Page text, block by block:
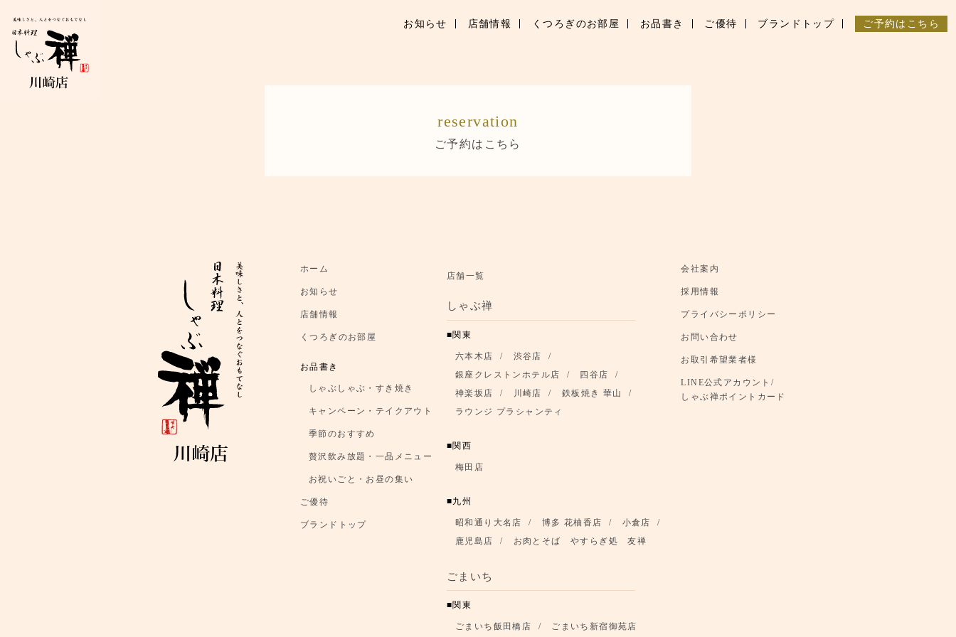
くつろぎのお部屋
ご予約はこちら
お知らせ 店舗情報 くつろぎのお部屋 お品書き ご優待 ブランドトップ ご予約はこちら
reservation
ご予約はこちら
ホーム
お知らせ
店舗情報
くつろぎのお部屋
お品書き
しゃぶしゃぶ・すき焼き
キャンペーン・テイクアウト
季節のおすすめ
贅沢飲み放題・一品メニュー
お祝いごと・お昼の集い
ご優待
ブランドトップ
店舗一覧
しゃぶ禅
関東
六本木店
渋谷店
銀座クレストンホテル店
四谷店
神楽坂店
川崎店
鉄板焼き 華山
ラウンジ プラシャンティ
関西
梅田店
九州
昭和通り大名店 博多 花柚香店
小倉店
鹿児島店
お肉とそば やすらぎ処 友禅
ごまいち
関東
ごまいち飯田橋店 ごまいち新宿御苑店
会社案内
採用情報
プライバシーポリシー
お問い合わせ
お取引希望業者様
LINE公式アカウント/
しゃぶ禅ポイントカード